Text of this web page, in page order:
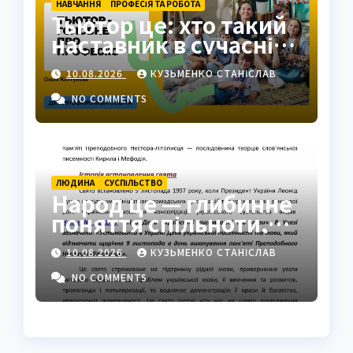
НАВЧАННЯ ПРОФЕСІЯ ТА РОБОТА
Тьютор це: хто такий
наставник в сучасній
освіті
10.08.2026
КУЗЬМЕНКО СТАНІСЛАВ
NO COMMENTS
ЛЮДИНА СУCПІЛЬСТВО
Народ це — глибинне
поняття спільноти,
ідентичності та сили
10.08.2026
КУЗЬМЕНКО СТАНІСЛАВ
NO COMMENTS